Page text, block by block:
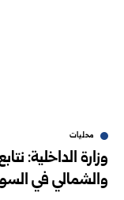
محليات
وزارة الداخلية:
والشمالي في